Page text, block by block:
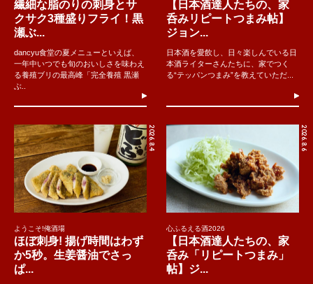
繊細な脂のりの刺身とサ
クサク3種盛りフライ！黒
瀬ぶ...
dancyu食堂の夏メニューといえば、
一年中いつでも旬のおいしさを味わえ
る養殖ブリの最高峰「完全養殖 黒瀬
ぶ..
【日本酒達人たちの、家
呑みリピートつまみ帖】
ジョン...
日本酒を愛飲し、日々楽しんでいる日
本酒ライターさんたちに、家でつく
る“テッパンつまみ”を教えていただ...
2026.8.4
ようこそ!俺酒場
ほぼ刺身! 揚げ時間はわず
か5秒。生姜醤油でさっ
ぱ...
2026.8.6
心ふるえる酒2026
【日本酒達人たちの、家
呑み「リピートつまみ」
帖】ジ...